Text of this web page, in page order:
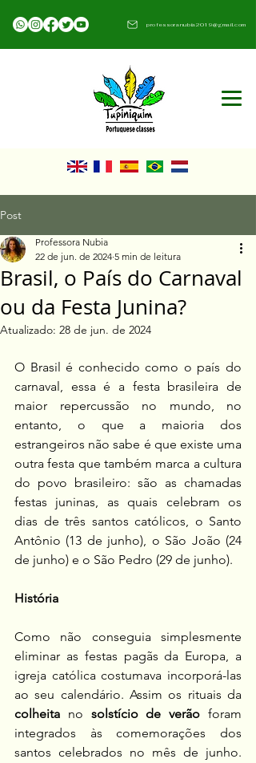
professoranubia2019@gmail.com​
Post
Brasil, o País do Carnaval
ou da Festa Junina?
Professora Nubia
22 de jun. de 2024 5 min de leitura
Atualizado: 28 de jun. de 2024
O Brasil é conhecido como o país do
carnaval, essa é a festa brasileira de
maior repercussão no mundo, no
entanto, o que a maioria dos
estrangeiros não sabe é que existe uma
outra festa que também marca a cultura
do povo brasileiro: são as chamadas
festas juninas, as quais celebram os
dias de três santos católicos, o Santo
Antônio (13 de junho), o São João (24
de junho) e o São Pedro (29 de junho).
História
Como não conseguia simplesmente
eliminar as festas pagãs da Europa, a
igreja católica costumava incorporá-las
colheita no solstício de verão foram
integrados às comemorações dos
santos celebrados no mês de junho.